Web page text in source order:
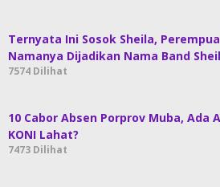
Ternyata Ini Sosok Sheila,
Namanya Dijadikan Nama Band
7574 Dilihat
10 Cabor Absen Porprov Muba, Ada
KONI Lahat?
7473 Dilihat